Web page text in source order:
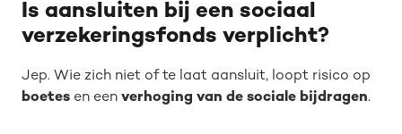
Is aansluiten bij een sociaal
verzekeringsfonds verplicht?
Jep. Wie zich niet of te laat aansluit, loopt risico op
boetes en een verhoging van de sociale bijdragen.